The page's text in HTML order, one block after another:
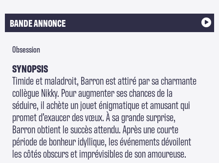
BANDE ANNONCE
Obsession
SYNOPSIS
Timide et maladroit, Barron est attiré par sa charmante
collègue Nikky. Pour augmenter ses chances de la
séduire, il achète un jouet énigmatique et amusant qui
promet d’exaucer des vœux. À sa grande surprise,
Barron obtient le succès attendu. Après une courte
période de bonheur idyllique, les événements dévoilent
les côtés obscurs et imprévisibles de son amoureuse.